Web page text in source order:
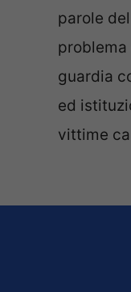
parole
problema
guardia
ed
vittime